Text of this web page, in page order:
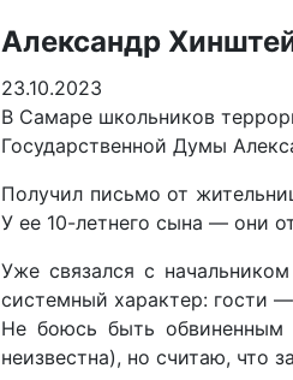
Александр
23.10.2023
В Самаре школьников
Государственной Думы
Получил письмо от
У ее 10-летнего сына — они
Уже связался с
системный характер: гости
Не боюсь быть обвиненным
неизвестна), но считаю, что